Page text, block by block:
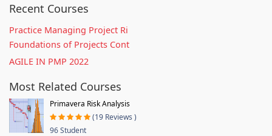
Recent Courses
Practice Managing Project Ri
Foundations of Projects Cont
AGILE IN PMP 2022
Most Related Courses
Primavera Risk Analysis
(19 Reviews )
96 Student